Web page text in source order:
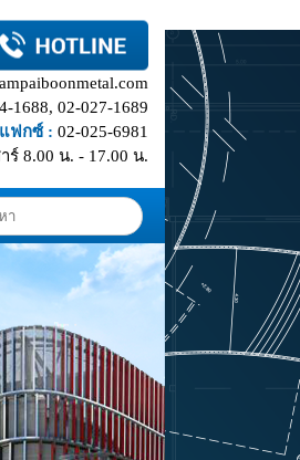
1688, 02-027-1689
แฟกซ์ : 02-025-6981
ร์ 8.00 น. - 17.00 น.